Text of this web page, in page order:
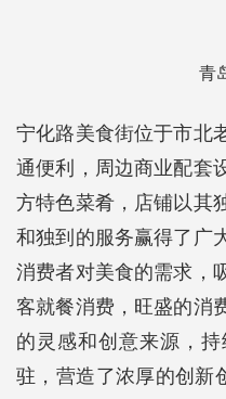
青
宁化路美食街位于市北
通便利，周边商业配套
方特色菜肴，店铺以其
和独到的服务赢得了广
消费者对美食的需求，
客就餐消费，旺盛的消
的灵感和创意来源，
驻，营造了浓厚的创新